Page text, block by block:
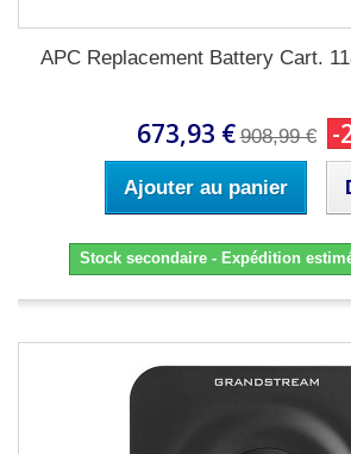
APC Replacement Battery Cart.
673,93 € 908,99 € -
Ajouter au panier
Stock secondaire - Expédition